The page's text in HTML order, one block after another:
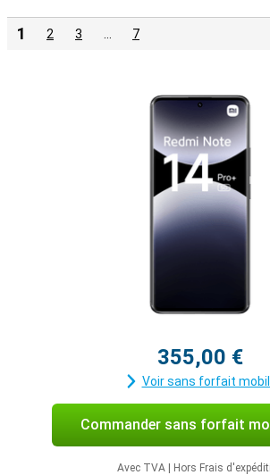
1 2 3 7
355,00 €
Voir sans forfait
Commander sans forfait
Avec TVA| Hors Frais